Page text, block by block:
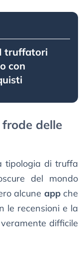
truffatori
con
delle
tipologia di truffa
del mondo
alcune appche
le recensioni e la
difficile